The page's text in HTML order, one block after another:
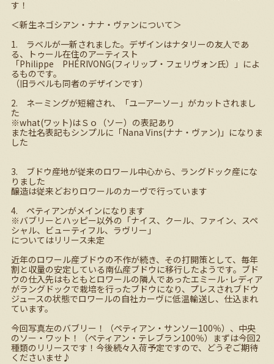
す！
＜新生ネゴシアン・ナナ・ヴァンについて＞
1. ラベルが一新されました。デザインはナタリーの友人であ
る、トゥール在住のアーティスト
「Philippe PHÉRIVONG(フィリップ・フェリヴォン氏）」によ
るものです。
（旧ラベルも同者のデザインです）
2. ネーミングが短縮され、「ユーアーソー」がカットされまし
た
※what(ワット)はＳｏ（ソー）の表記あり
また社名表記もシンプルに「Nana Vins(ナナ・ヴァン)」になりま
した
3. ブドウ産地が従来のロワール中心から、ラングドック産にな
りました
醸造は従来どおりロワールのカーヴで行っています
4. ペティアンがメインになります
※バブリーとハッピー以外の「ナイス、クール、ファイン、スペ
シャル、ビューティフル、ラヴリー」
についてはリリース未定
近年のロワール産ブドウの不作が続き、その打開策として、毎年
割と収量の安定している南仏産ブドウに移行したようです。ブド
ウの仕入先はもともとロワールの隣人であったエミール･レディア
がラングドックで栽培を行ったブドウになり、プレスされブドウ
ジュースの状態でロワールの自社カーヴに低温輸送し、仕込まれ
ています。
今回写真左のバブリー！（ペティアン・サンソー100％）、中央
のソー・ワット！（ペティアン・テレブラン100％）まずは今回2
種類のリリースです！今後続々入荷予定ですので、どうぞご期待
くださいませ♪